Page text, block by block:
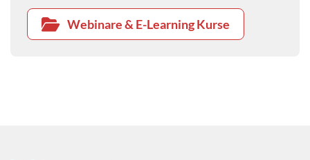
Webinare & E-Learning Kurse